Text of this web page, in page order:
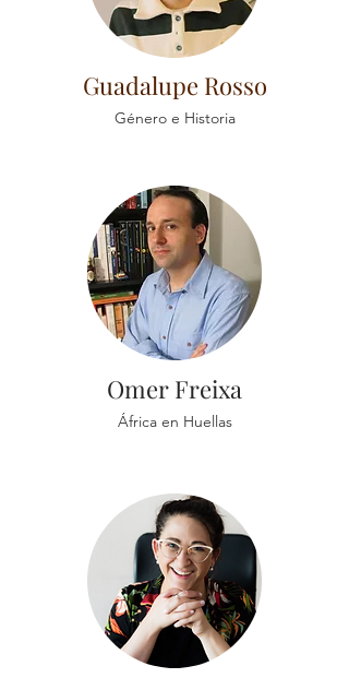
Guadalupe Rosso
Género e Historia
Omer Freixa
África en Huellas